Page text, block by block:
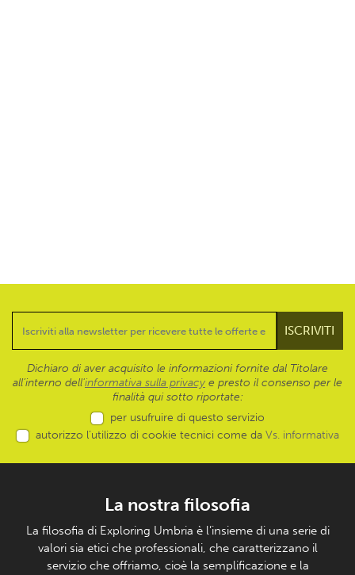
Dichiaro di aver acquisito le informazioni fornite dal Titolare
all’interno dell'informativa sulla privacy e presto il consenso per le
finalità qui sotto riportate:
per usufruire di questo servizio
autorizzo l’utilizzo di cookie tecnici come da Vs. informativa
La nostra filosofia
La filosofia di Exploring Umbria è l’insieme di una serie di
valori sia etici che professionali, che caratterizzano il
servizio che offriamo, cioè la semplificazione e la